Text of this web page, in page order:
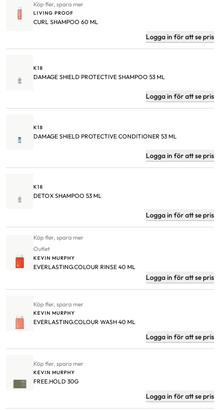
Köp fler, spara mer
LIVING PROOF
CURL SHAMPOO 60 ML
Logga in för att se pris
K18
DAMAGE SHIELD PROTECTIVE SHAMPOO 53 ML
Logga in för att se pris
K18
DAMAGE SHIELD PROTECTIVE CONDITIONER 53 ML
Logga in för att se pris
K18
DETOX SHAMPOO 53 ML
Logga in för att se pris
Köp fler, spara mer
Outlet
KEVIN MURPHY
EVERLASTING.COLOUR RINSE 40 ML
Logga in för att se pris
Köp fler, spara mer
KEVIN MURPHY
EVERLASTING.COLOUR WASH 40 ML
Logga in för att se pris
Köp fler, spara mer
KEVIN MURPHY
FREE.HOLD 30G
Logga in för att se pris